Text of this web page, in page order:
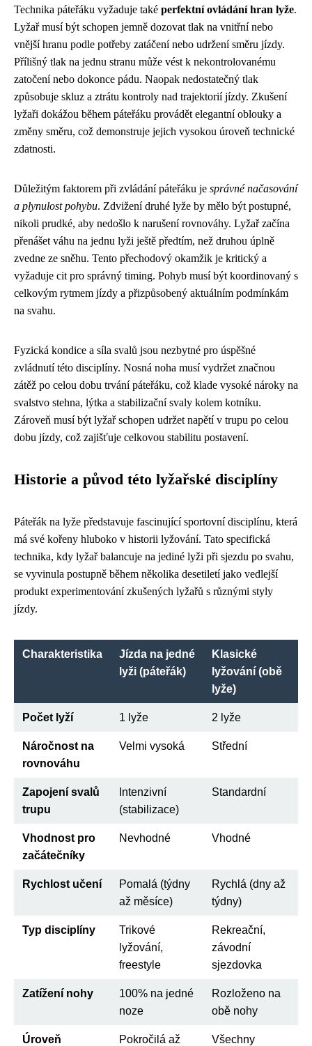
Technika páteřáku vyžaduje také perfektní ovládání hran lyže.
Lyžař musí být schopen jemně dozovat tlak na vnitřní nebo
vnější hranu podle potřeby zatáčení nebo udržení směru jízdy.
Přílišný tlak na jednu stranu může vést k nekontrolovanému
zatočení nebo dokonce pádu. Naopak nedostatečný tlak
způsobuje skluz a ztrátu kontroly nad trajektorií jízdy. Zkušení
lyžaři dokážou během páteřáku provádět elegantní oblouky a
změny směru, což demonstruje jejich vysokou úroveň technické
zdatnosti.
Důležitým faktorem při zvládání páteřáku je správné načasování
a plynulost pohybu. Zdvižení druhé lyže by mělo být postupné,
nikoli prudké, aby nedošlo k narušení rovnováhy. Lyžař začína
přenášet váhu na jednu lyži ještě předtím, než druhou úplně
zvedne ze sněhu. Tento přechodový okamžik je kritický a
vyžaduje cit pro správný timing. Pohyb musí být koordinovaný s
celkovým rytmem jízdy a přizpůsobený aktuálním podmínkám
na svahu.
Fyzická kondice a síla svalů jsou nezbytné pro úspěšné
zvládnutí této disciplíny. Nosná noha musí vydržet značnou
zátěž po celou dobu trvání páteřáku, což klade vysoké nároky na
svalstvo stehna, lýtka a stabilizační svaly kolem kotníku.
Zároveň musí být lyžař schopen udržet napětí v trupu po celou
dobu jízdy, což zajišťuje celkovou stabilitu postavení.
Historie a původ této lyžařské disciplíny
Páteřák na lyže představuje fascinující sportovní disciplínu, která
má své kořeny hluboko v historii lyžování. Tato specifická
technika, kdy lyžař balancuje na jediné lyži při sjezdu po svahu,
se vyvinula postupně během několika desetiletí jako vedlejší
produkt experimentování zkušených lyžařů s různými styly
jízdy.
Charakteristika
Jízda na jedné
lyži (páteřák)
Klasické
lyžování (obě
lyže)
Počet lyží 1 lyže 2 lyže
Náročnost na
rovnováhu
Velmi vysoká Střední
Zapojení svalů
trupu
Intenzivní
(stabilizace)
Standardní
Vhodnost pro
začátečníky
Nevhodné Vhodné
Rychlost učení
Pomalá (týdny
až měsíce)
Rychlá (dny až
týdny)
Typ disciplíny
Trikové
lyžování,
freestyle
Rekreační,
závodní
sjezdovka
Zatížení nohy
100% na jedné
noze
Rozloženo na
obě nohy
Úroveň Pokročilá až Všechny